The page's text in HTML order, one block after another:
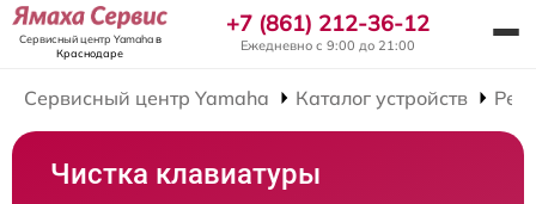
Сервисный центр Yamahaв
Краснодаре
+7 (861) 212-36-12
Ежедневно с 9:00 до 21:00
Сервисный центр Yamaha Каталог устройств
Чистка клавиатуры